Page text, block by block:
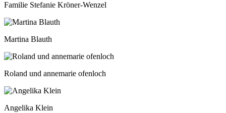
Familie Stefanie Kröner-Wenzel
Martina Blauth
Roland und annemarie ofenloch
Angelika Klein